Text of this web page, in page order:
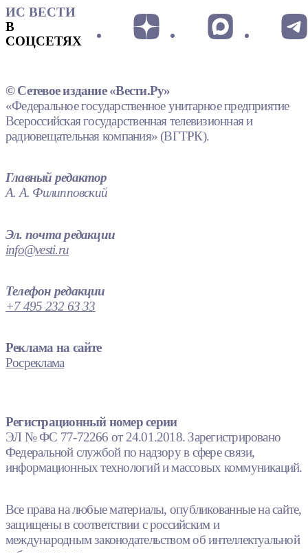
ИС ВЕСТИ
В
СОЦСЕТЯХ
© Сетевое издание «Вести.Ру»
«Федеральное государственное унитарное предприятие
Всероссийская государственная телевизионная и
радиовещательная компания» (ВГТРК).
Главный редактор
А. А. Филипповский
Эл. почта редакции
info@vesti.ru
Телефон редакции
+7 495 232 63 33
Реклама на сайте
Росреклама
Регистрационный номер серии
ЭЛ № ФС 77-72266 от 24.01.2018. Зарегистрировано
Федеральной службой по надзору в сфере связи,
информационных технологий и массовых коммуникаций.
Все права на любые материалы, опубликованные на сайте,
защищены в соответствии с российским и
международным законодательством об интеллектуальной